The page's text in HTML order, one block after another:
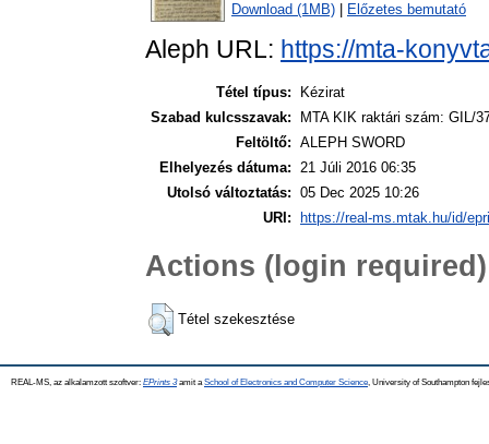
Download (1MB) Előzetes bemutató
Aleph URL: https://mta-
Tétel típus:
Kézirat
Szabad kulcsszavak:
MTA KIK raktári szám: GIL/
Feltöltő: ALEPH SWORD
Elhelyezés dátuma: 21 Júli 2016 06:35
Utolsó változtatás: 05 Dec 2025 10:26
URI:
https://real-ms.mtak.hu/id/
Actions (login required)
Tétel szekesztése
REAL-MS, az alkalamzott szoftver: EPrints 3amit a School of Electronics and Computer Science , University of Southampton